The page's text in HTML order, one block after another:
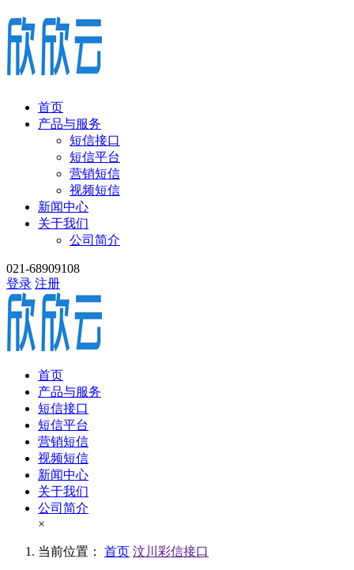
首页
产品与服务
短信接口
短信平台
营销短信
视频短信
新闻中心
关于我们
公司简介
021-68909108
登录 注册
首页
产品与服务
短信接口
短信平台
营销短信
视频短信
新闻中心
关于我们
公司简介
×
当前位置： 首页 汶川彩信接口